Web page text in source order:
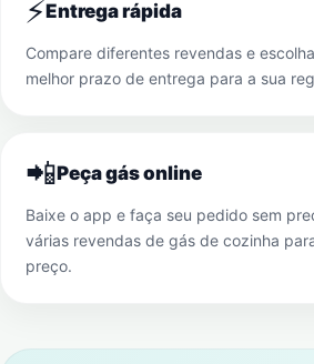
⚡Entrega rápida
Compare diferentes revendas e
melhor prazo de entrega para a sua
📲Peça gás online
Baixe o app e faça seu pedido sem
várias revendas de gás de cozinha
preço.